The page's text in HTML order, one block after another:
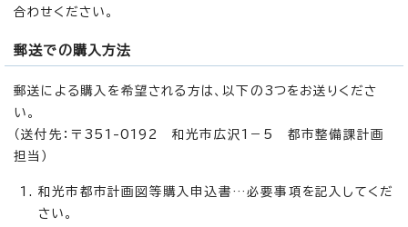
合わせください。
郵送での購入方法
郵送による購入を希望される方は、以下の3つをお送りくださ
い。
（送付先：〒351-0192 和光市広沢1－5 都市整備課計画
担当）
和光市都市計画図等購入申込書…必要事項を記入してくだ
さい。